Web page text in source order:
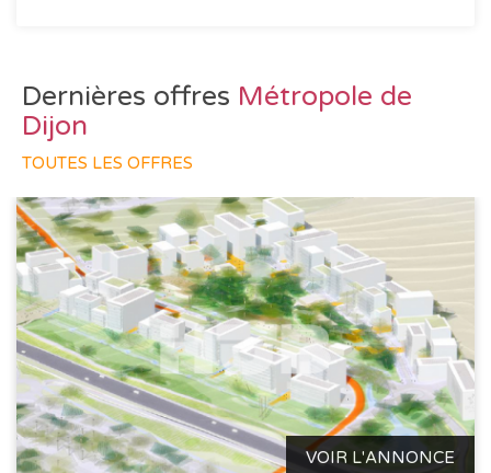
Dernières offres Métropole de
Dijon
TOUTES LES OFFRES
VOIR L'ANNONCE